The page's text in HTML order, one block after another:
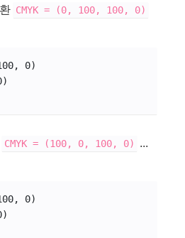
CMYK = (0, 100, 100, 0)
0)
CMYK = (100, 0, 100, 0)
...
0)